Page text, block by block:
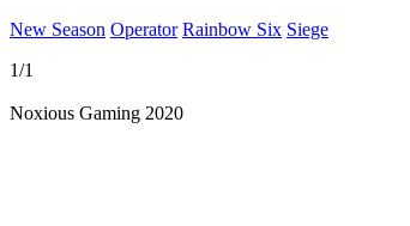
New Season Operator Rainbow Six Siege
1/1
Noxious Gaming 2020